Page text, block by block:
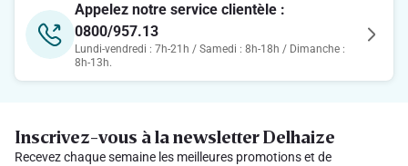
Appelez notre service clientèle :
0800/957.13
Lundi-vendredi : 7h-21h / Samedi : 8h-18h / Dimanche :
8h-13h.
Inscrivez-vous à la newsletter Delhaize
Recevez chaque semaine les meilleures promotions et de